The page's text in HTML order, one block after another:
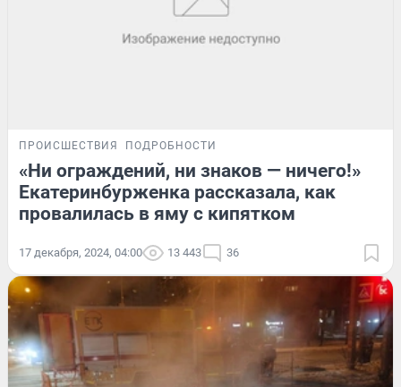
ПРОИСШЕСТВИЯ ПОДРОБНОСТИ
«Ни ограждений, ни знаков — ничего!»
Екатеринбурженка рассказала, как
провалилась в яму с кипятком
17 декабря, 2024, 04:00 13 443 36